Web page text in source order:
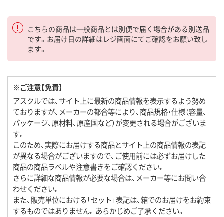
こちらの商品は一般商品とは別便で届く場合がある別送品
です。お届け日の詳細はレジ画面にてご確認をお願い致し
ます。
※ご注意【免責】
アスクルでは、サイト上に最新の商品情報を表示するよう努め
ておりますが、メーカーの都合等により、商品規格・仕様（容量、
パッケージ、原材料、原産国など）が変更される場合がございま
す。
このため、実際にお届けする商品とサイト上の商品情報の表記
が異なる場合がございますので、ご使用前には必ずお届けした
商品の商品ラベルや注意書きをご確認ください。
さらに詳細な商品情報が必要な場合は、メーカー等にお問い合
わせください。
また、販売単位における「セット」表記は、箱でのお届けをお約束
するものではありません。あらかじめご了承ください。